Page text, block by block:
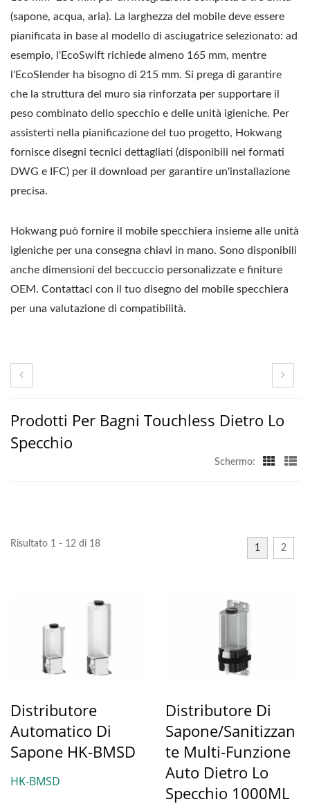
(sapone, acqua, aria). La larghezza del mobile deve essere
pianificata in base al modello di asciugatrice selezionato: ad
esempio, l'EcoSwift richiede almeno 165 mm, mentre
l'EcoSlender ha bisogno di 215 mm. Si prega di garantire
che la struttura del muro sia rinforzata per supportare il
peso combinato dello specchio e delle unità igieniche. Per
assisterti nella pianificazione del tuo progetto, Hokwang
fornisce disegni tecnici dettagliati (disponibili nei formati
DWG e IFC) per il download per garantire un'installazione
precisa.
Hokwang può fornire il mobile specchiera insieme alle unità
igieniche per una consegna chiavi in mano. Sono disponibili
anche dimensioni del beccuccio personalizzate e finiture
OEM. Contattaci con il tuo disegno del mobile specchiera
per una valutazione di compatibilità.
Prodotti Per Bagni Touchless Dietro Lo
Specchio
Schermo:
Risultato 1 - 12 di 18 1 2
Distributore
Automatico Di
Sapone HK-BMSD
HK-BMSD
Distributore Di
Sapone/sanitizzan
Te Multi-Funzione
Auto Dietro Lo
Specchio 1000ML